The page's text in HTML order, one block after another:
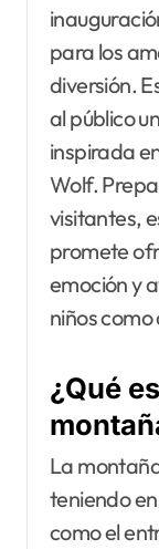
para los
diversión.
al público
inspirada
Wolf.
visitantes,
promete
emoción y
niños
¿Qué
La
teniendo
como el